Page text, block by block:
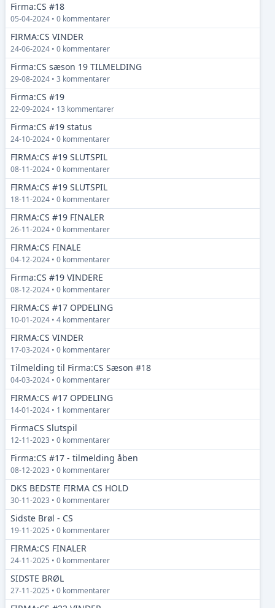
Firma:CS #18
05-04-2024 • 0 kommentarer
FIRMA:CS VINDER
24-06-2024 • 0 kommentarer
Firma:CS sæson 19 TILMELDING
29-08-2024 • 3 kommentarer
Firma:CS #19
22-09-2024 • 13 kommentarer
Firma:CS #19 status
24-10-2024 • 0 kommentarer
FIRMA:CS #19 SLUTSPIL
08-11-2024 • 0 kommentarer
FIRMA:CS #19 SLUTSPIL
18-11-2024 • 0 kommentarer
FIRMA:CS #19 FINALER
26-11-2024 • 0 kommentarer
FIRMA:CS FINALE
04-12-2024 • 0 kommentarer
Firma:CS #19 VINDERE
08-12-2024 • 0 kommentarer
FIRMA:CS #17 OPDELING
10-01-2024 • 4 kommentarer
FIRMA:CS VINDER
17-03-2024 • 0 kommentarer
Tilmelding til Firma:CS Sæson #18
04-03-2024 • 0 kommentarer
FIRMA:CS #17 OPDELING
14-01-2024 • 1 kommentarer
FirmaCS Slutspil
12-11-2023 • 0 kommentarer
Firma:CS #17 - tilmelding åben
08-12-2023 • 0 kommentarer
DKS BEDSTE FIRMA CS HOLD
30-11-2023 • 0 kommentarer
Sidste Brøl - CS
19-11-2025 • 0 kommentarer
FIRMA:CS FINALER
24-11-2025 • 0 kommentarer
SIDSTE BRØL
27-11-2025 • 0 kommentarer